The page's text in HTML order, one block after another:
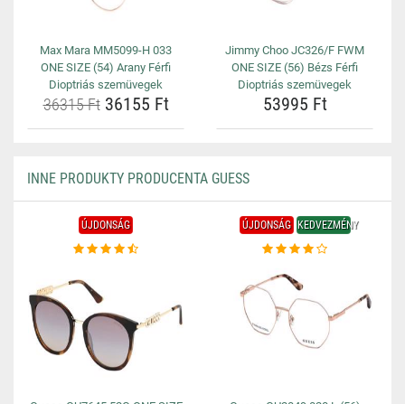
Max Mara MM5099-H 033
ONE SIZE (54) Arany Férfi
Dioptriás szemüvegek
36315 Ft36155 Ft
Jimmy Choo JC326/F FWM
ONE SIZE (56) Bézs Férfi
Dioptriás szemüvegek
53995 Ft
INNE PRODUKTY PRODUCENTA GUESS
ÚJDONSÁG ÚJDONSÁG KEDVEZMÉNY